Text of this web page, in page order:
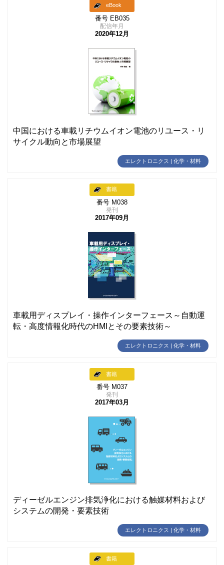
eBook
番号 EB035
配信年月
2020年12月
中国における車載リチウムイオン電池のリユース・リ
サイクル動向と市場展望
エレクトロニクス | 化学・材料
書籍
番号 M038
発刊
2017年09月
車載用ディスプレイ・操作インターフェース～自動運
転・高度情報化時代のHMIとその要素技術～
エレクトロニクス | 化学・材料
書籍
番号 M037
発刊
2017年03月
ディーゼルエンジン排気浄化における触媒材料および
システムの開発・要素技術
エレクトロニクス | 化学・材料
書籍